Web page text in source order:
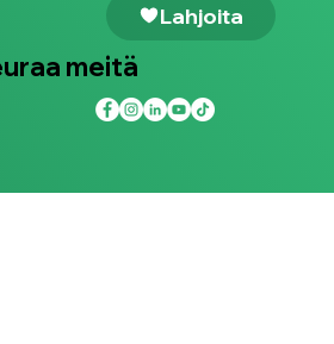
Lahjoita
meitä